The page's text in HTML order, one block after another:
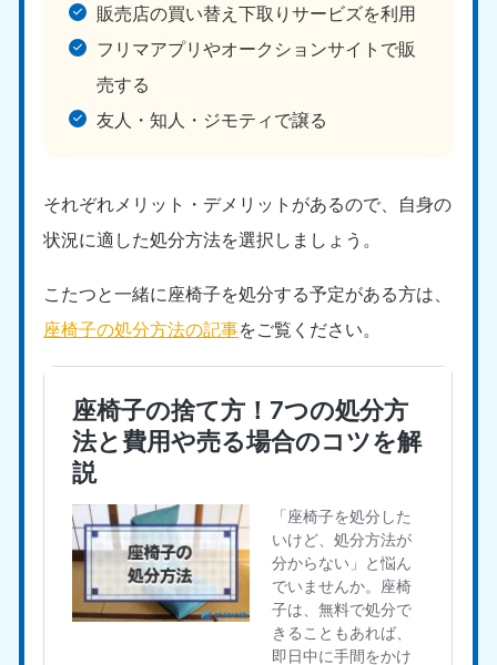
販売店の買い替え下取りサービズを利用
フリマアプリやオークションサイトで販
売する
友人・知人・ジモティで譲る
それぞれメリット・デメリットがあるので、自身の
状況に適した処分方法を選択しましょう。
こたつと一緒に座椅子を処分する予定がある方は、
座椅子の処分方法の記事をご覧ください。
北海道
050-1881-5277
9:00〜19:00 年中無休
青森県
050-1881-5276
9:00〜19:00 年中無休
岩手県
050-1881-5274
9:00〜19:00 年中無休
050-1881-5275
9:00〜19:00 年中無休
山形県
050-1881-5273
宮城県
050-1881-5272
9:00〜19:00 年中無休